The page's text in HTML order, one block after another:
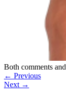
Both comments
← Previous
Next →